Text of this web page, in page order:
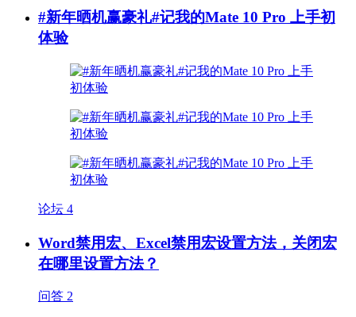
#新年晒机赢豪礼#记我的Mate 10 Pro 上手初
体验
论坛 4
Word禁用宏、Excel禁用宏设置方法，关闭宏
在哪里设置方法？
问答 2